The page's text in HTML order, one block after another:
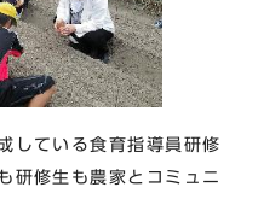
している食育指導員研修
研修生も農家とコミュニ